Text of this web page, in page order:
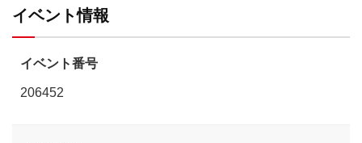
イベント情報
イベント番号
206452